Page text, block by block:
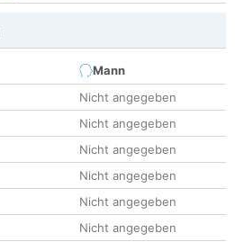
Mann
Nicht angegeben
Nicht angegeben
Nicht angegeben
Nicht angegeben
Nicht angegeben
Nicht angegeben